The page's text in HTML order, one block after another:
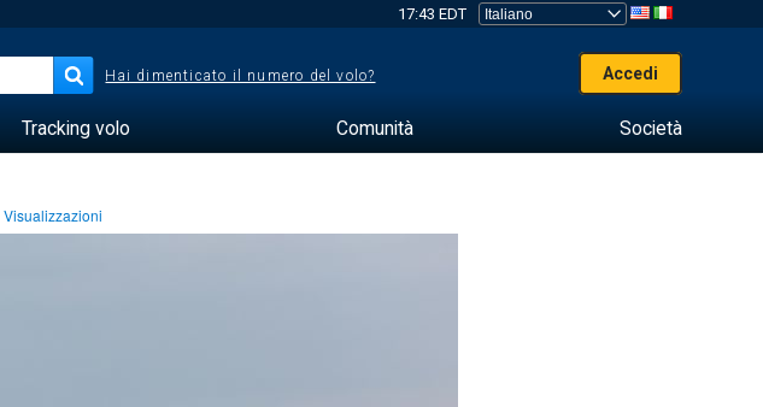
17:43 EDT
Hai dimenticato il numero del volo? Accedi
Tracking volo Comunità Società
Visualizzazioni